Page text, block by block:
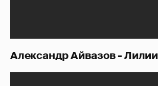
Александр Айвазов - Лилии